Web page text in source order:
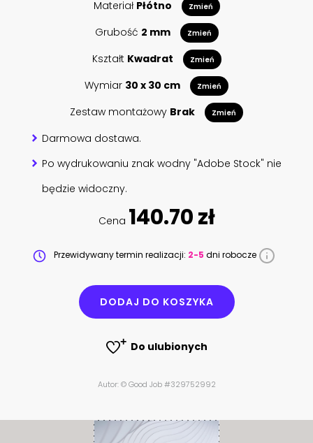
Materiał Płótno Zmień
Grubość 2 mm Zmień
Kształt Kwadrat Zmień
Wymiar 30 x 30 cm Zmień
Zestaw montażowy Brak Zmień
Darmowa dostawa.
Po wydrukowaniu znak wodny "Adobe Stock" nie
będzie widoczny.
Cena 140.70 zł
Przewidywany termin realizacji: 2-5 dni robocze
DODAJ DO KOSZYKA
Do ulubionych
Autor: © Good Job #329752992